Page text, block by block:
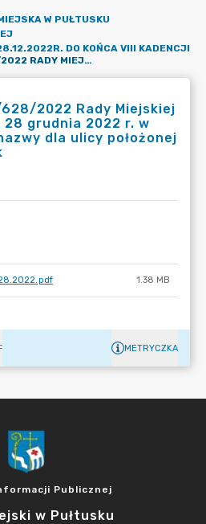
W PUŁTUSKU
DO KOŃCA VIII KADENCJI
UCHWAŁA NR LXXV/628/2022 RADY MIEJSKIEJ W PUŁTUSKU Z DNIA 28 GRUDNIA 2022 R. W SPRAWIE NADANIA NAZWY DLA ULICY POŁOŻONEJ W MIEŚCIE PUŁTUSK
628/2022 Rady Miejskiej
28 grudnia 2022 r. w
dla ulicy położonej
1.38 MB
METRYCZKA
Publicznej
w Pułtusku